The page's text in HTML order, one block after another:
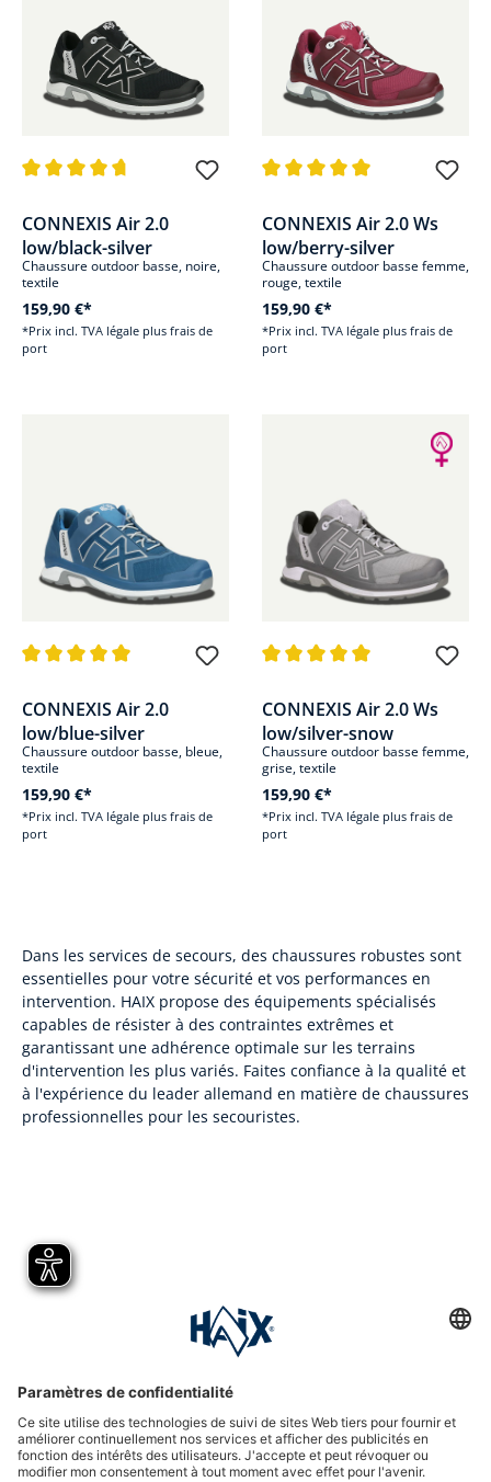
CONNEXIS Air 2.0
low/black-silver
Chaussure outdoor basse, noire,
textile
159,90 €*
*Prix incl. TVA légale plus frais de
port
CONNEXIS Air 2.0 Ws
low/berry-silver
Chaussure outdoor basse femme,
rouge, textile
159,90 €*
*Prix incl. TVA légale plus frais de
port
CONNEXIS Air 2.0
low/blue-silver
Chaussure outdoor basse, bleue,
textile
159,90 €*
*Prix incl. TVA légale plus frais de
port
CONNEXIS Air 2.0 Ws
low/silver-snow
Chaussure outdoor basse femme,
grise, textile
159,90 €*
*Prix incl. TVA légale plus frais de
port
Dans les services de secours, des chaussures robustes sont
essentielles pour votre sécurité et vos performances en
intervention. HAIX propose des équipements spécialisés
capables de résister à des contraintes extrêmes et
garantissant une adhérence optimale sur les terrains
d'intervention les plus variés. Faites confiance à la qualité et
à l'expérience du leader allemand en matière de chaussures
professionnelles pour les secouristes.
International
HAIX Group